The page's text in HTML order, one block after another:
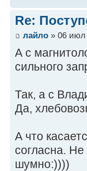
Re:
лайло » 06 июл
А с
сильного
Так, а с
Да,
А что
согласна.
шумно:))))